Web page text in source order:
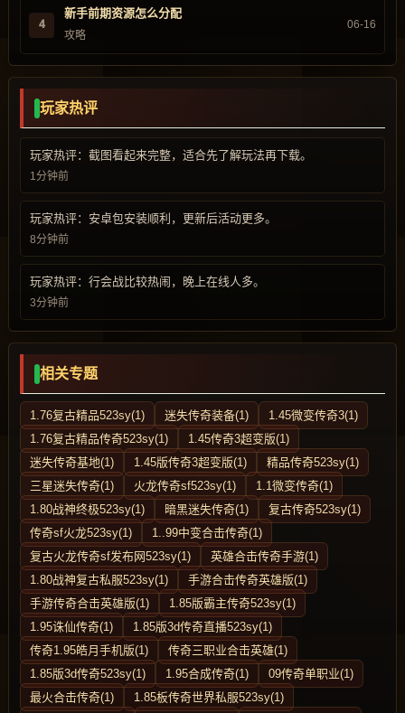
4
新手前期资源怎么分配
攻略
06-16
玩家热评
玩家热评：截图看起来完整，适合先了解玩法再下载。
1分钟前
玩家热评：安卓包安装顺利，更新后活动更多。
8分钟前
玩家热评：行会战比较热闹，晚上在线人多。
3分钟前
相关专题
1.76复古精品523sy(1) 迷失传奇装备(1)
1.45微变传奇3(1)
1.76复古精品传奇523sy(1)
1.45传奇3超变版(1)
迷失传奇基地(1)
1.45版传奇3超变版(1)
精品传奇523sy(1)
三星迷失传奇(1)
火龙传奇sf523sy(1)
1.1微变传奇(1)
1.80战神终极523sy(1)
暗黑迷失传奇(1)
复古传奇523sy(1)
传奇sf火龙523sy(1)
1..99中变合击传奇(1)
复古火龙传奇sf发布网523sy(1)
英雄合击传奇手游(1)
1.80战神复古私服523sy(1)
手游合击传奇英雄版(1)
手游传奇合击英雄版(1)
1.85版霸主传奇523sy(1)
1.95诛仙传奇(1)
1.85版3d传奇直播523sy(1)
传奇1.95皓月手机版(1)
传奇三职业合击英雄(1)
1.85版3d传奇523sy(1)
1.95合成传奇(1)
09传奇单职业(1)
最火合击传奇(1)
1.85板传奇世界私服523sy(1)